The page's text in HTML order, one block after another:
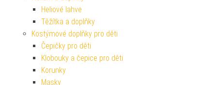
Heliové lahve
Těžítka a doplňky
Kostýmové doplňky pro děti
Čepičky pro děti
Klobouky a čepice pro děti
Korunky
Masky